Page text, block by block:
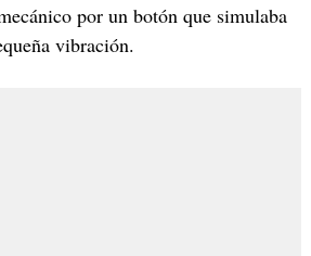
por un botón que simulaba
vibración.